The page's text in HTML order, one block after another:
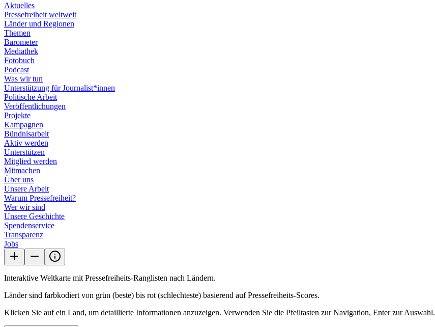
Aktuelles
Pressefreiheit weltweit
Länder und Regionen
Themen
Barometer
Mediathek
Fotobuch
Podcast
Was wir tun
Unterstützung für Journalist*innen
Politische Arbeit
Veröffentlichungen
Projekte
Kampagnen
Bündnisarbeit
Aktiv werden
Unterstützen
Mitglied werden
Mitmachen
Über uns
Unsere Arbeit
Warum Pressefreiheit?
Wer wir sind
Unsere Geschichte
Spendenservice
Transparenz
Jobs
Interaktive Weltkarte mit Pressefreiheits-Ranglisten nach Ländern.
Länder sind farbkodiert von grün (beste) bis rot (schlechteste) basierend auf Pressefreiheits-Scores.
Klicken Sie auf ein Land, um detaillierte Informationen anzuzeigen. Verwenden Sie die Pfeiltasten zur Navigation, Enter zur Auswahl.